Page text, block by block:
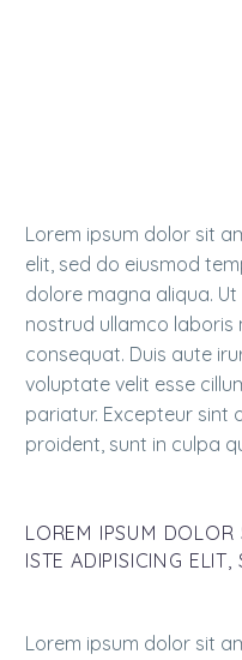
Lorem ipsum dolor sit
elit, sed do eiusmod
dolore magna aliqua.
nostrud ullamco laboris
consequat. Duis aute
voluptate velit esse
pariatur. Excepteur
proident, sunt in culpa
LOREM IPSUM
ISTE ADIPISICING
Lorem ipsum dolor sit